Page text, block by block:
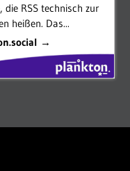
RSS technisch zur
heißen. Das...
→